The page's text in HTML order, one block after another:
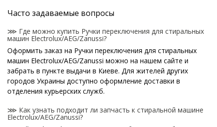
Часто задаваемые вопросы
⋙ Где можно купить Ручки переключения для стиральных
машин Electrolux/AEG/Zanussi?
Оформить заказ на Ручки переключения для стиральных
машин Electrolux/AEG/Zanussi можно на нашем сайте и
забрать в пункте выдачи в Киеве. Для жителей других
городов Украины доступно оформление доставки в
отделения курьерских служб.
⋙ Как узнать подходит ли запчасть к стиральной машине
Electrolux/AEG/Zanussi?